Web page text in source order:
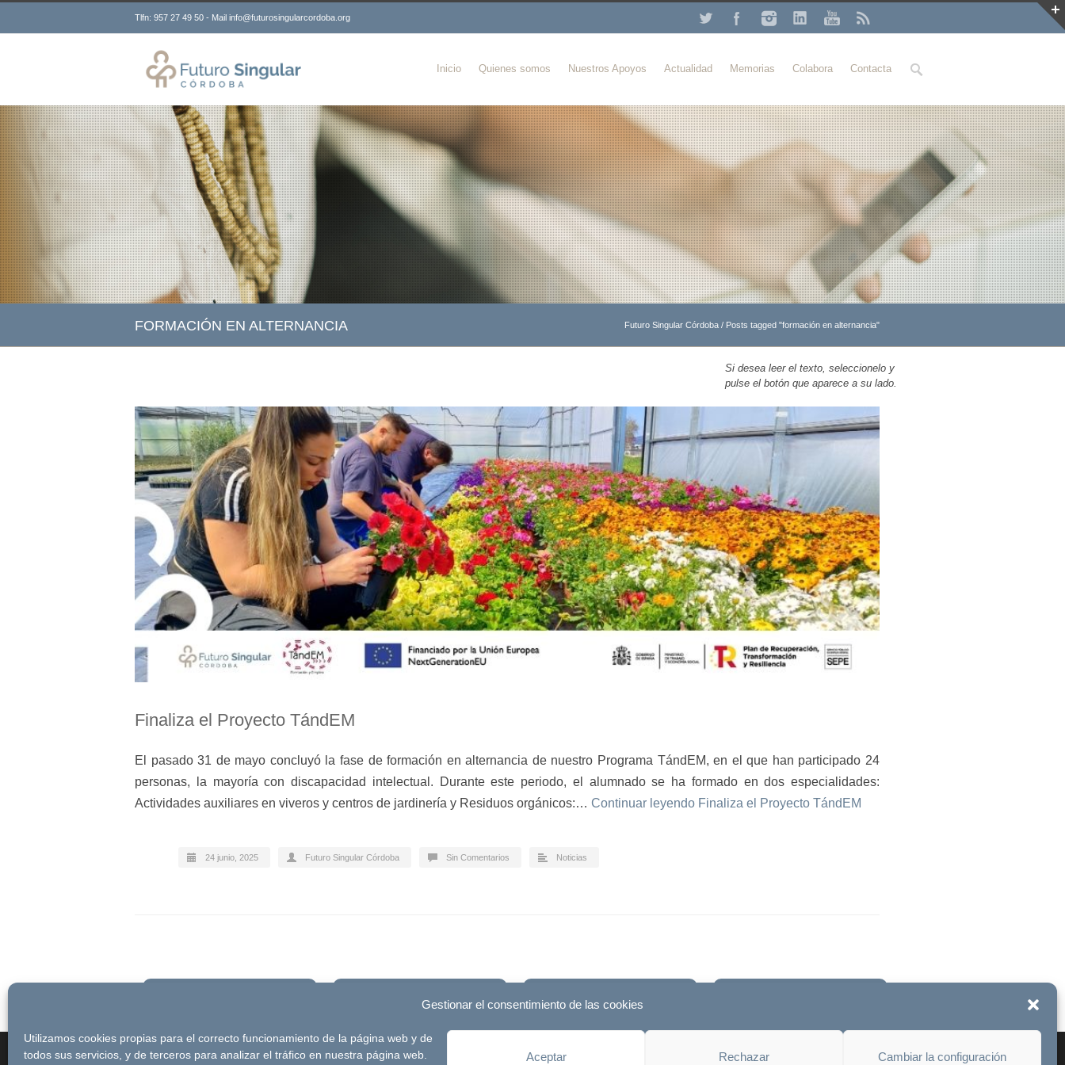
Gestionar el consentimiento de las cookies
Utilizamos cookies propias para el correcto funcionamiento de la página web y de
todos sus servicios, y de terceros para analizar el tráfico en nuestra página web.
Aceptar Rechazar Cambiar la configuración
Tlfn: 957 27 49 50 - Mail info@futurosingularcordoba.org
Buscar
Inicio Quienes somos Nuestros Apoyos Actualidad Memorias Colabora Contacta
FORMACIÓN EN ALTERNANCIA Futuro Singular Córdoba / Posts tagged "formación en alternancia"
Si desea leer el texto, seleccionelo y
pulse el botón que aparece a su lado.
Finaliza el Proyecto TándEM
El pasado 31 de mayo concluyó la fase de formación en alternancia de nuestro Programa TándEM, en el que han participado 24
personas, la mayoría con discapacidad intelectual. Durante este periodo, el alumnado se ha formado en dos especialidades:
Actividades auxiliares en viveros y centros de jardinería y Residuos orgánicos:… Continuar leyendo Finaliza el Proyecto TándEM
24 junio, 2025 Futuro Singular Córdoba Sin Comentarios Noticias
Blog Destacados
© Futuro Singular Córdoba 2017. Web desarrollada por Aviso Legal